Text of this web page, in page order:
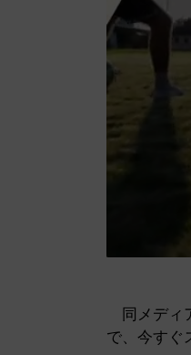
同メディ
で、今すぐ